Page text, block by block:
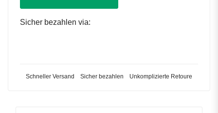
Sicher bezahlen via:
Schneller Versand Sicher bezahlen Unkomplizierte Retoure